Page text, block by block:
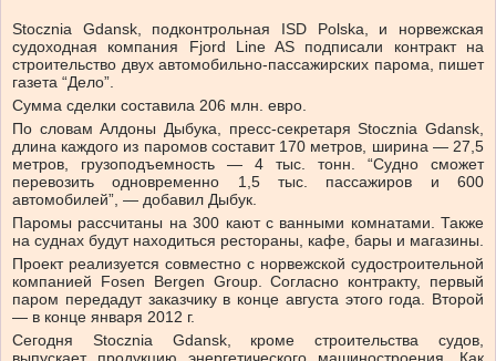
Stocznia Gdansk, подконтрольная ISD Polska, и норвежская
судоходная компания Fjord Line AS подписали контракт на
строительство двух автомобильно-пассажирских парома, пишет
газета “Дело”.
Сумма сделки составила 206 млн. евро.
По словам Алдоны Дыбука, пресс-секретаря Stocznia Gdansk,
длина каждого из паромов составит 170 метров, ширина — 27,5
метров, грузоподъемность — 4 тыс. тонн. “Судно сможет
перевозить одновременно 1,5 тыс. пассажиров и 600
автомобилей”, — добавил Дыбук.
Паромы рассчитаны на 300 кают с ванными комнатами. Также
на суднах будут находиться рестораны, кафе, бары и магазины.
Проект реализуется совместно с норвежской судостроительной
компанией Fosen Bergen Group. Согласно контракту, первый
паром передадут заказчику в конце августа этого года. Второй
— в конце января 2012 г.
Сегодня Stocznia Gdansk, кроме строительства судов,